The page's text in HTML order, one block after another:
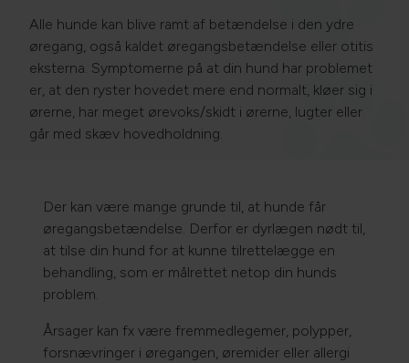
Alle hunde kan blive ramt af betændelse i den ydre
øregang, også kaldet øregangsbetændelse eller otitis
eksterna. Symptomerne på at din hund har problemet
er, at den ryster hovedet mere end normalt, kløer sig i
ørerne, har meget ørevoks/skidt i ørerne, lugter eller
går med skæv hovedholdning.
Der kan være mange grunde til, at hunde får
øregangsbetændelse. Derfor er dyrlægen nødt til,
at tilse din hund for at kunne tilrettelægge en
behandling, som er målrettet netop din hunds
problem.
Årsager kan fx være fremmedlegemer, polypper,
forsnævringer i øregangen, øremider eller allergi